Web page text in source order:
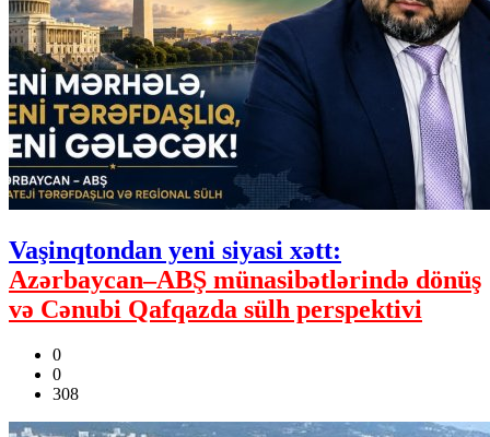
Vaşinqtondan yeni siyasi xətt:
Azərbaycan–ABŞ münasibətlərində dönüş
və Cənubi Qafqazda sülh perspektivi
0
0
308